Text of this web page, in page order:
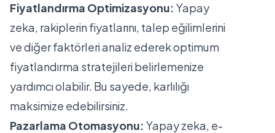
Fiyatlandırma Optimizasyonu: Yapay
zeka, rakiplerin fiyatlarını, talep eğilimlerini
ve diğer faktörleri analiz ederek optimum
fiyatlandırma stratejileri belirlemenize
yardımcı olabilir. Bu sayede, karlılığı
maksimize edebilirsiniz.
Pazarlama Otomasyonu: Yapay zeka, e-